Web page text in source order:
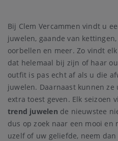
Bij Clem Vercammen vindt u
juwelen, gaande van
oorbellen en meer. Zo vindt
dat helemaal bij zijn of haar
outfit is pas echt af als u die
juwelen. Daarnaast kunnen
extra toest geven. Elk seizoen
trend juwelen de nieuwstee
dus op zoek naar een mooi
uzelf of uw geliefde, neem